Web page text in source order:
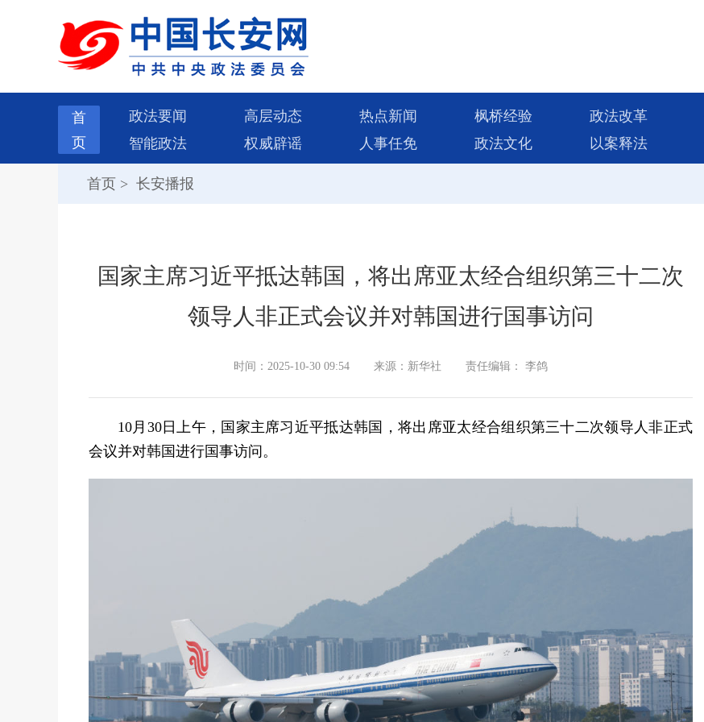
首
页
政法要闻 高层动态 热点新闻 枫桥经验 政法改革
智能政法
权威辟谣 人事任免 政法文化 以案释法
首页 > 长安播报
国家主席习近平抵达韩国，将出席亚太经合组织第三十二次
领导人非正式会议并对韩国进行国事访问
时间：2025-10-30 09:54 来源：新华社 责任编辑： 李鸽
10月30日上午，国家主席习近平抵达韩国，将出席亚太经合组织第三十二次领导人非正式
会议并对韩国进行国事访问。